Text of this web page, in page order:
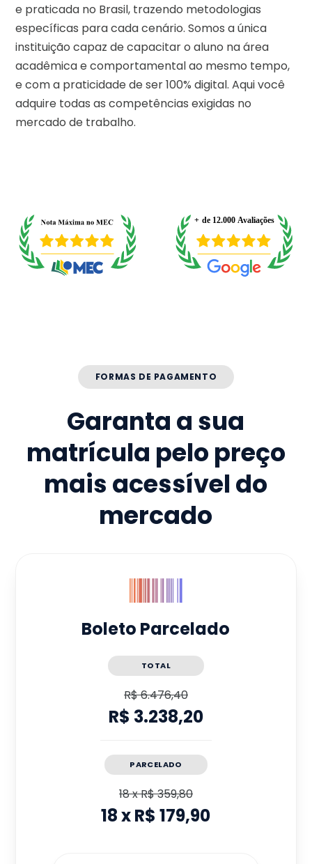
e praticada no Brasil, trazendo metodologias
específicas para cada cenário. Somos a única
instituição capaz de capacitar o aluno na área
acadêmica e comportamental ao mesmo tempo,
e com a praticidade de ser 100% digital. Aqui você
adquire todas as competências exigidas no
mercado de trabalho.
FORMAS DE PAGAMENTO
Garanta a sua
matrícula pelo preço
mais acessível do
mercado
Boleto Parcelado
TOTAL
R$ 6.476,40
R$ 3.238,20
PARCELADO
18xR$ 359,80
18xR$ 179,90